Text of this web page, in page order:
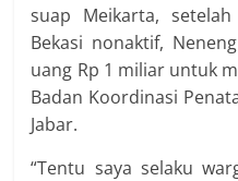
suap Meikarta,
Bekasi nonaktif,
uang Rp 1 miliar untuk
Badan Koordinasi
Jabar.
“Tentu saya selaku